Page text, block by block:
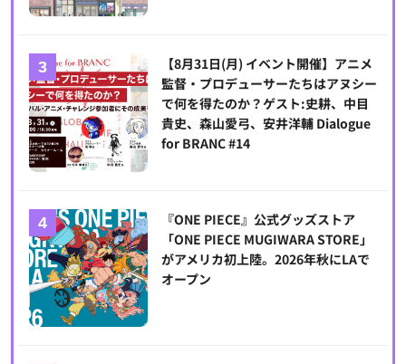
【8月31日(月) イベント開催】アニメ
監督・プロデューサーたちはアヌシー
で何を得たのか？ゲスト:史耕、中目
貴史、森山愛弓、安井洋輔 Dialogue
for BRANC #14
『ONE PIECE』公式グッズストア
「ONE PIECE MUGIWARA STORE」
がアメリカ初上陸。2026年秋にLAで
オープン